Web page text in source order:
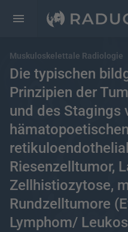
Muskuloskelettale Radiologie
Die typischen
Prinzipien der
und des Stagings
Riesenzelltumor,
Zellhistiozytose,
Rundzelltumore
Lymphom/